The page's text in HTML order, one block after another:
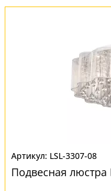
LSL-3307-08
Подвесная люстра